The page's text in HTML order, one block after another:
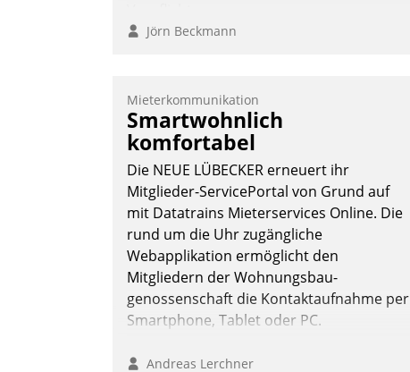
Jörn Beckmann
Mieterkommunikation
Smartwohnlich
komfortabel
Die NEUE LÜBECKER erneuert ihr
Mitglieder-ServicePortal von Grund auf
mit Datatrains Mieterservices Online. Die
rund um die Uhr zugängliche
Webapplikation ermöglicht den
Mitgliedern der Wohnungs­bau­
genossenschaft die Kontaktaufnahme per
Smartphone, Tablet oder PC.
Andreas Lerchner